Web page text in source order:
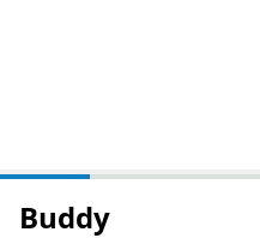
Buddy